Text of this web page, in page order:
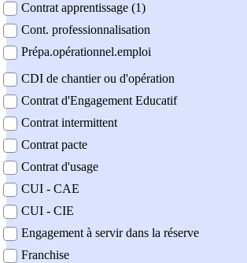
Contrat apprentissage (1)
Cont. professionnalisation
Prépa.opérationnel.emploi
CDI de chantier ou d'opération
Contrat d'Engagement Educatif
Contrat intermittent
Contrat pacte
Contrat d'usage
CUI - CAE
CUI - CIE
Engagement à servir dans la réserve
Franchise